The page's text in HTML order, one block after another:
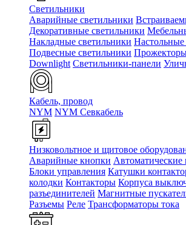
Светильники
Аварийные светильники
Декоративные светильники
Накладные светильники Настольные
Подвесные светильники
Downlight Светильники-панели
Кабель, провод
NYM NYM Севкабель
Низковольтное и щитовое
Аварийные кнопки Автоматические
Блоки управления Катушки
колодки Контакторы Корпуса
разъединителей Магнитные
Разъемы Реле Трансформаторы тока